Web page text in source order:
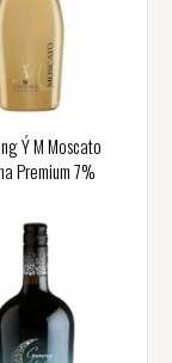
Ý M Moscato
Premium 7%